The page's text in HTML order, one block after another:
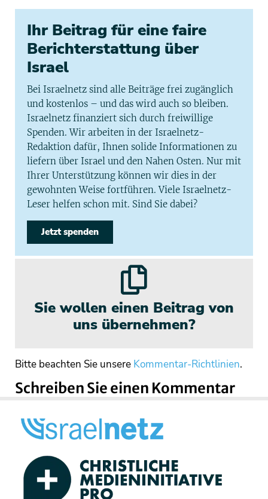
Ihr Beitrag für eine faire
Berichterstattung über
Israel
Bei Israelnetz sind alle Beiträge frei zugänglich
und kostenlos – und das wird auch so bleiben.
Israelnetz finanziert sich durch freiwillige
Spenden. Wir arbeiten in der Israelnetz-
Redaktion dafür, Ihnen solide Informationen zu
liefern über Israel und den Nahen Osten. Nur mit
Ihrer Unterstützung können wir dies in der
gewohnten Weise fortführen. Viele Israelnetz-
Leser helfen schon mit. Sind Sie dabei?
Jetzt spenden
Sie wollen einen Beitrag von
uns übernehmen?
Bitte beachten Sie unsere Kommentar-Richtlinien.
Schreiben Sie einen Kommentar